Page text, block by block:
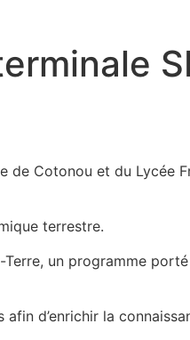
de Cotonou et du Lycée
terrestre.
un programme
d’enrichir la